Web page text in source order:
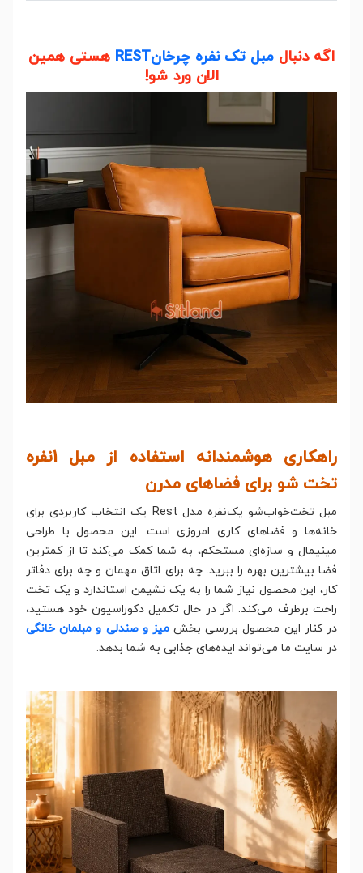
اگه دنبال مبل تک نفره چرخانREST
هستی همین
الان ورد شو!
راهکاری هوشمندانه استفاده از مبل 1نفره
تخت شو برای فضاهای مدرن
مبل تخت‌خواب‌شو یک‌نفره مدل Rest یک انتخاب کاربردی برای
خانه‌ها و فضاهای کاری امروزی است. این محصول با طراحی
مینیمال و سازه‌ای مستحکم، به شما کمک می‌کند تا از کمترین
فضا بیشترین بهره را ببرید. چه برای اتاق مهمان و چه برای دفاتر
کار، این محصول نیاز شما را به یک نشیمن استاندارد و یک تخت
راحت برطرف می‌کند. اگر در حال تکمیل دکوراسیون خود هستید،
در کنار این محصول بررسی بخشمیز و صندلی و مبلمان خانگی
در سایت ما می‌تواند ایده‌های جذابی به شما بدهد.